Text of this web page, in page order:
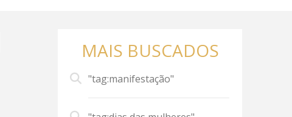
MAIS BUSCADOS
"tag:manifestação"